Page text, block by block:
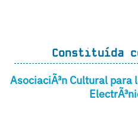
Constituída
AsociaciÃ³n Cultural para